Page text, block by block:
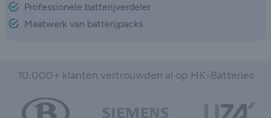
Professionele batterijverdeler
Maatwerk van batterijpacks
10.000+ klanten vertrouwden al op HK-Batteries